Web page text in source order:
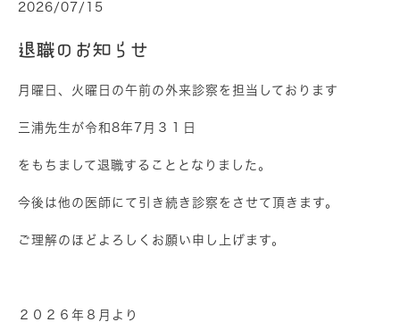
2026/07/15
退職のお知らせ
月曜日、火曜日の午前の外来診察を担当しております
三浦先生が令和8年7月３１日
をもちまして退職することとなりました。
今後は他の医師にて引き続き診察をさせて頂きます。
ご理解のほどよろしくお願い申し上げます。
２０２６年８月より